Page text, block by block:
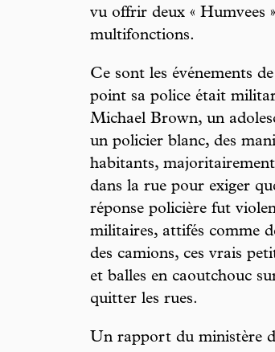
vu offrir deux « Humvees
multifonctions.
Ce sont les événements
point sa police était
Michael Brown, un
un policier blanc, des
habitants,
dans la rue pour exiger
réponse policière fut
militaires, attifés comme
des camions, ces vrais
et balles en caoutchouc
quitter les rues.
Un rapport du ministère